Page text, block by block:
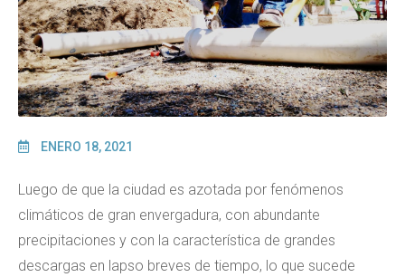
ENERO 18, 2021
Luego de que la ciudad es azotada por fenómenos
climáticos de gran envergadura, con abundante
precipitaciones y con la característica de grandes
descargas en lapso breves de tiempo, lo que sucede